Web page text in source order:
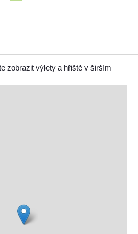
zobrazit výlety a hřiště v širším